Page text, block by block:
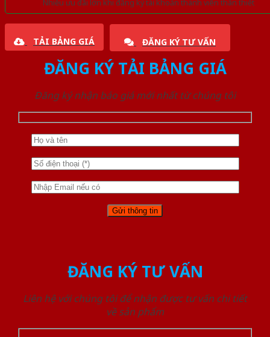
Nhiều ưu đãi lớn khi đăng ký tài khoản thành viên thân thiết
TẢI BẢNG GIÁ ĐĂNG KÝ TƯ VẤN
ĐĂNG KÝ TẢI BẢNG GIÁ
Đăng ký nhận báo giá mới nhất từ chúng tôi
ĐĂNG KÝ TƯ VẤN
Liên hệ với chúng tôi để nhận được tư vấn chi tiết
về sản phẩm